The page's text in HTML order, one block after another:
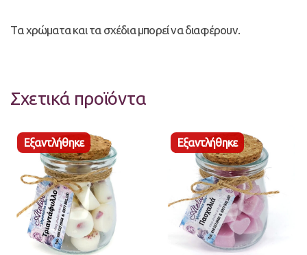
Tα χρώματα και τα σχέδια μπορεί να διαφέρουν.
Σχετικά προϊόντα